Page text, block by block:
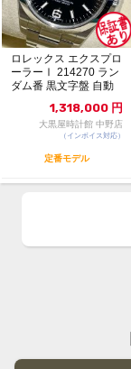
ロレックス エクスプロ
ーラーⅠ 214270 ラン
ダム番 黒文字盤 自動
1,318,000 円
大黒屋時計館 中野店
（インボイス対応）
定番モデル